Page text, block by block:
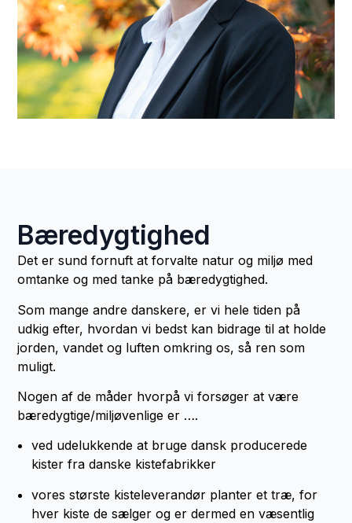
Bæredygtighed
Det er sund fornuft at forvalte natur og miljø med
omtanke og med tanke på bæredygtighed.
Som mange andre danskere, er vi hele tiden på
udkig efter, hvordan vi bedst kan bidrage til at holde
jorden, vandet og luften omkring os, så ren som
muligt.
Nogen af de måder hvorpå vi forsøger at være
bæredygtige/miljøvenlige er ….
ved udelukkende at bruge dansk producerede
kister fra danske kistefabrikker
vores største kisteleverandør planter et træ, for
hver kiste de sælger og er dermed en væsentlig